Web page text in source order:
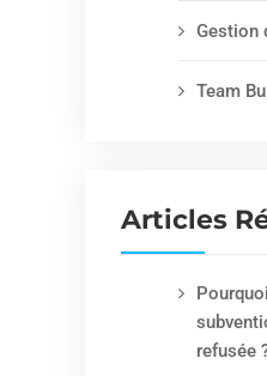
Gestion
Team
Articles
refusée